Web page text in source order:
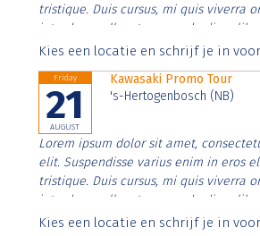
tristique. Duis cursus, mi quis viverra
interdum nulla, ut commodo diam
Aenean faucibus nibh et justo cursus
Kies een locatie en schrijf je in
Friday
21
AUGUST
Kawasaki Promo Tour
's-Hertogenbosch (NB)
Lorem ipsum dolor sit amet,
elit. Suspendisse varius enim in eros
tristique. Duis cursus, mi quis viverra
interdum nulla, ut commodo diam
Aenean faucibus nibh et justo cursus
Kies een locatie en schrijf je in